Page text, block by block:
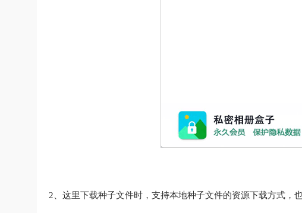
2、这里下载种子文件时，支持本地种子文件的资源下载方式，